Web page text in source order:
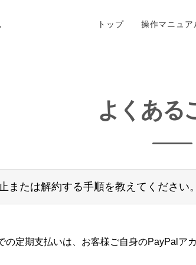
トップ 操作マニュア
よくある
または解約する手順を教えてください。
の定期支払いは、お客様ご自身のPayPal